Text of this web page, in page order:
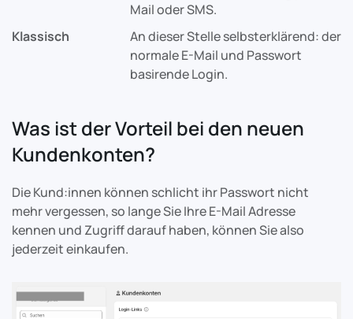
Mail oder SMS.
Klassisch
An dieser Stelle selbsterklärend: der
normale E-Mail und Passwort
basirende Login.
Was ist der Vorteil bei den neuen
Kundenkonten?
Die Kund:innen können schlicht ihr Passwort nicht
mehr vergessen, so lange Sie Ihre E-Mail Adresse
kennen und Zugriff darauf haben, können Sie also
jederzeit einkaufen.